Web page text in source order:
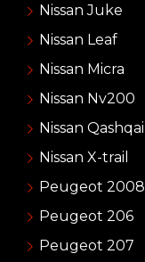
Nissan Juke
Nissan Leaf
Nissan Micra
Nissan Nv200
Nissan Qashqai
Nissan X-trail
Peugeot 2008
Peugeot 206
Peugeot 207